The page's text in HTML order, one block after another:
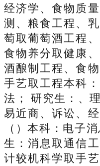
经济学、食物质
测、粮食工程、
萄取葡萄酒工程
食物养分取健康
酒酿制工程、食
手艺取工程本科
法； 研究生：、
易近商、诉讼、
（）本科：电子
生：消息取通信
计较机科学取手